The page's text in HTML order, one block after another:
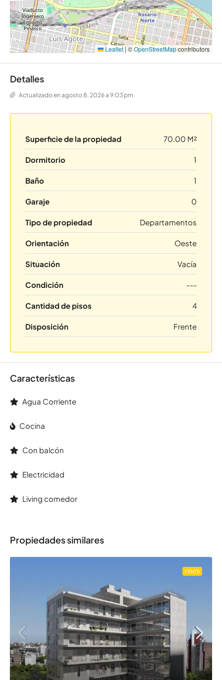
Leaflet|©OpenStreetMapcontributors
Detalles
Actualizado en agosto 8, 2026 a 9:03 pm
Superficie de la propiedad 70.00 M²
Dormitorio 1
Baño 1
Garaje 0
Tipo de propiedad Departamentos
Orientación Oeste
Situación Vacía
Condición ---
Cantidad de pisos 4
Disposición Frente
Características
Agua Corriente
Cocina
Con balcón
Electricidad
Living comedor
Propiedades similares
VENTA